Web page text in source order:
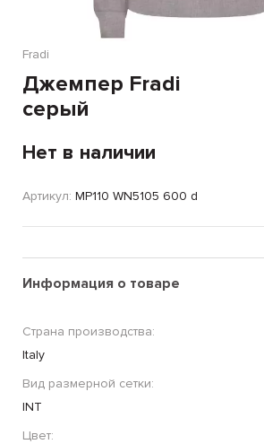
Fradi
Джемпер Fradi
серый
Нет в наличии
Артикул: MP110 WN5105 600 d
Информация о товаре
Страна производства:
Italy
Вид размерной сетки:
INT
Цвет: